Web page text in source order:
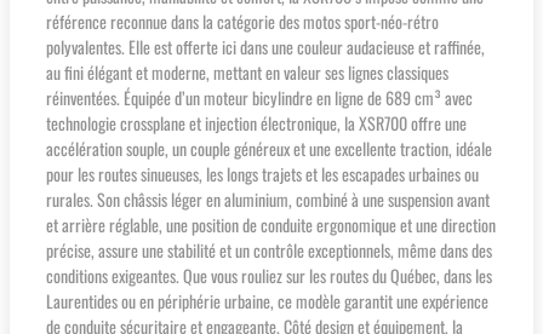
référence reconnue dans la catégorie des motos sport-néo-rétro
polyvalentes. Elle est offerte ici dans une couleur audacieuse et raffinée,
au fini élégant et moderne, mettant en valeur ses lignes classiques
réinventées. Équipée d’un moteur bicylindre en ligne de 689 cm³ avec
technologie crossplane et injection électronique, la XSR700 offre une
accélération souple, un couple généreux et une excellente traction, idéale
pour les routes sinueuses, les longs trajets et les escapades urbaines ou
rurales. Son châssis léger en aluminium, combiné à une suspension avant
et arrière réglable, une position de conduite ergonomique et une direction
précise, assure une stabilité et un contrôle exceptionnels, même dans des
conditions exigeantes. Que vous rouliez sur les routes du Québec, dans les
Laurentides ou en périphérie urbaine, ce modèle garantit une expérience
de conduite sécuritaire et engageante. Côté design et équipement, la